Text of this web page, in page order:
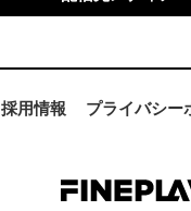
採用情報 プライバシー